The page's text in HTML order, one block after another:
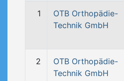
1
OTB Orthopädie-
Technik GmbH
2
OTB Orthopädie-
Technik GmbH